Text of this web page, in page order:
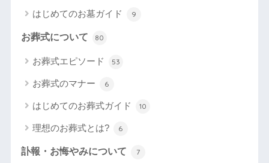
はじめてのお墓ガイド 9
お葬式について 80
お葬式エピソード 53
お葬式のマナー 6
はじめてのお葬式ガイド 10
理想のお葬式とは? 6
訃報・お悔やみについて 7